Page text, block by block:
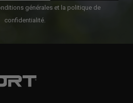
générales et la politique de
confidentialité.